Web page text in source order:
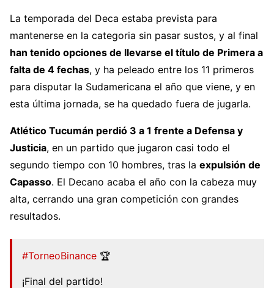
La temporada del Deca estaba prevista para
mantenerse en la categoria sin pasar sustos, y al final
han tenido opciones de llevarse el título de Primera a
falta de 4 fechas, y ha peleado entre los 11 primeros
para disputar la Sudamericana el año que viene, y en
esta última jornada, se ha quedado fuera de jugarla.
Atlético Tucumán perdió 3 a 1 frente a Defensa y
Justicia, en un partido que jugaron casi todo el
segundo tiempo con 10 hombres, tras la expulsión de
Capasso. El Decano acaba el año con la cabeza muy
alta, cerrando una gran competición con grandes
resultados.
#TorneoBinance 🏆
¡Final del partido!